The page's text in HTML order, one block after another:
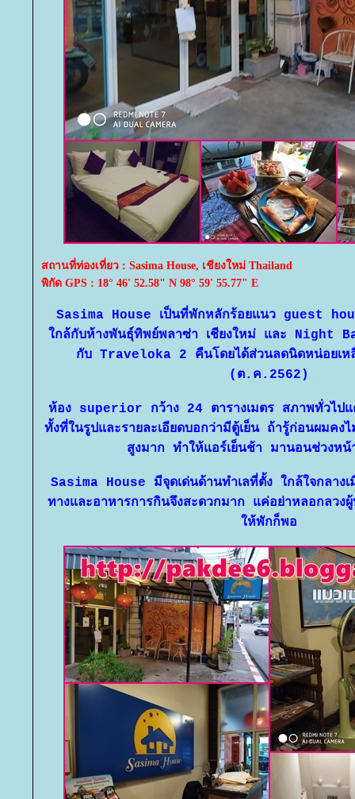
สถานที่ท่องเที่ยว : Sasima House, เชียงใหม่ Thailand
พิกัด GPS : 18° 46' 52.58" N 98° 59' 55.77" E
Sasima House เป็นที่พักหลักร้อยแนว guest
กล้กับห้างพันธุ์ทิพย์พลาซ่า เชียงใหม่ และ Night
กับ Traveloka 2 คืนโดยได้ส่วนลดนิดหน่อยเ
(ต.ค.2562)
ห้อง superior กว้าง 24 ตารางเมตร สภาพทั่วไปแ
ทั้งที่ในรูปและรายละเอียดบอกว่ามีตู้เย็น ถ้ารู้ก่อนผมคง
สูงมาก ทำให้แอร์เย็นช้า มานอนช่วงหน้
Sasima House มีจุดเด่นด้านทำเลที่ตั้ง ใกล้ใจกลางเ
ทางและอาหารการกินจึงสะดวกมาก แค่อย่าหลอกลวงผู้
ห้พักก็พอ